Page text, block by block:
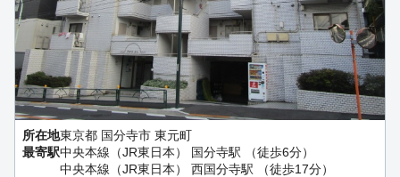
所在地東京都 国分寺市 東元町
最寄駅中央本線（JR東日本） 国分寺駅 （徒歩6分）
中央本線（JR東日本） 西国分寺駅 （徒歩17分）